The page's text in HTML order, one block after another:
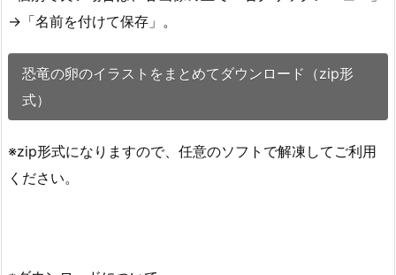
→「名前を付けて保存」。
恐竜の卵のイラストをまとめてダウンロード（zip形
式）
※zip形式になりますので、任意のソフトで解凍してご利用
ください。